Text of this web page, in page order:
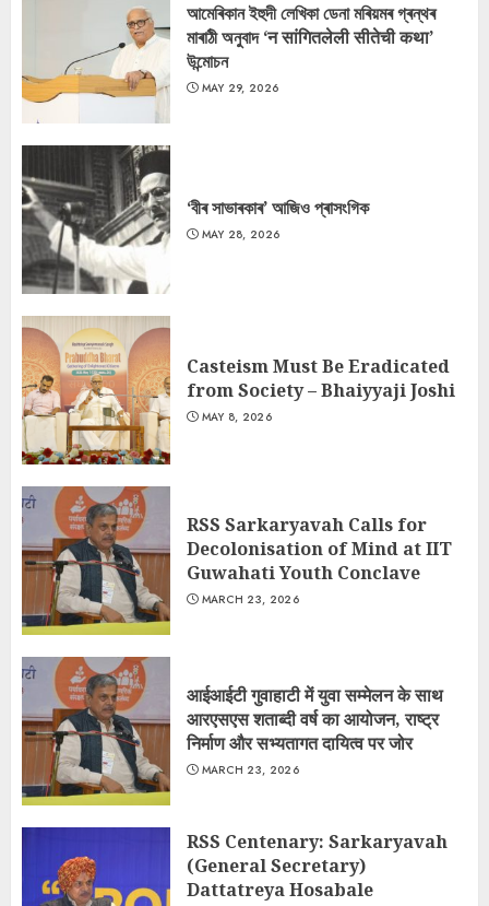
আমেৰিকান ইহুদী লেখিকা ডেনা মৰিয়মৰ গ্ৰন্থৰ
মাৰাঠী অনুবাদ ‘न सांगितलेली सीतेची कथा’
উন্মোচন
MAY 29, 2026
‘বীৰ সাভাৰকাৰ’ আজিও প্ৰাসংগিক
MAY 28, 2026
Casteism Must Be Eradicated
from Society – Bhaiyyaji Joshi
MAY 8, 2026
RSS Sarkaryavah Calls for
Decolonisation of Mind at IIT
Guwahati Youth Conclave
MARCH 23, 2026
आईआईटी गुवाहाटी में युवा सम्मेलन के साथ
आरएसएस शताब्दी वर्ष का आयोजन, राष्ट्र
निर्माण और सभ्यतागत दायित्व पर जोर
MARCH 23, 2026
RSS Centenary: Sarkaryavah
(General Secretary)
Dattatreya Hosabale